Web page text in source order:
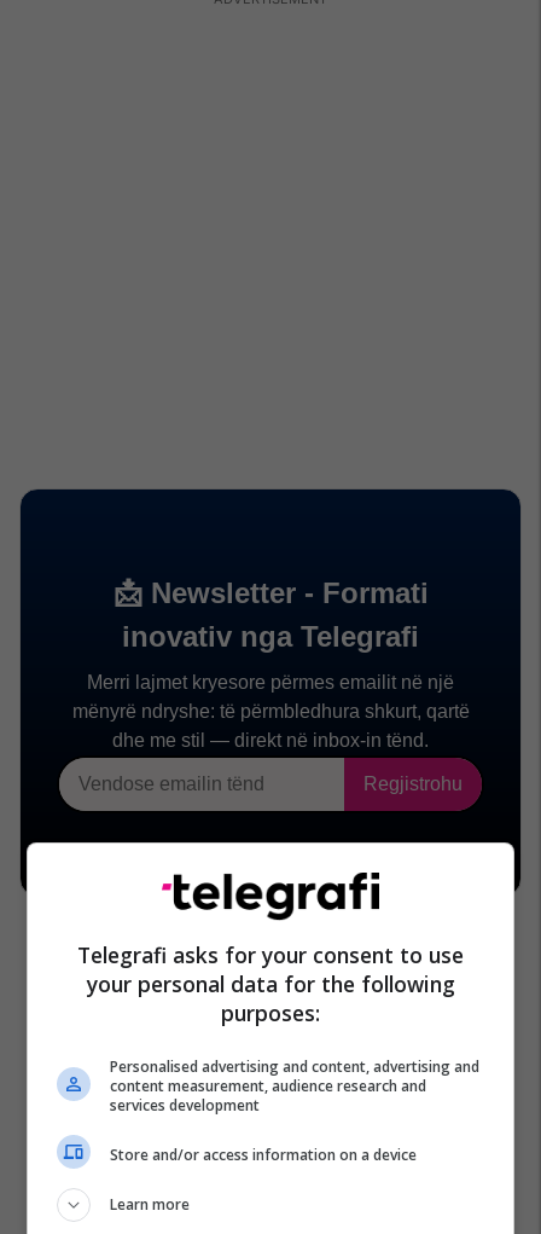
Telegrafi asks for your consent to use
your personal data for the following
purposes:
Personalised advertising and content, advertising and
content measurement, audience research and
services development
Store and/or access information on a device
Learn more